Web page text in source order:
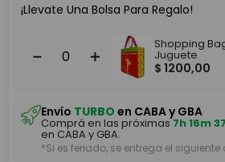
¡Llevate Una Bolsa Para Regalo!
＋
－
Shopping
Juguete
$ 1200,00
Envío TURBO en CABA y GBA
Comprá en las próximas7h 16m
en CABA y GBA.
*Si es feriado, se entrega el